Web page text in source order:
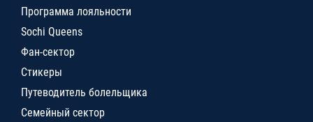
Программа лояльности
Sochi Queens
Фан-сектор
Стикеры
Путеводитель болельщика
Семейный сектор